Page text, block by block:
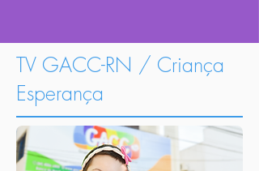
TV GACC-RN / Criança
Esperança